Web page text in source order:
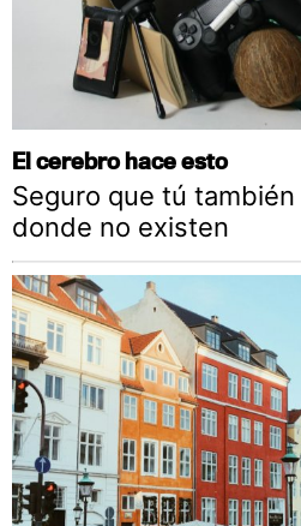
El cerebro hace esto
Seguro que tú
donde no existen